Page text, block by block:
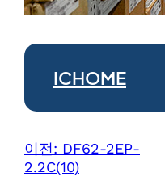
ICHOME
이전: DF62-2EP-
2.2C(10)